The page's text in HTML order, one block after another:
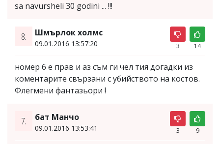
sa navursheli 30 godini ... !!!
8. Шмърлок холмс
09.01.2016 13:57:20 3 14
номер 6 е прав и аз съм ги чел тия догадки из
коментарите свързани с убийството на костов.
Флегмени фантазьори !
7. бат Манчо
09.01.2016 13:53:41 3 9